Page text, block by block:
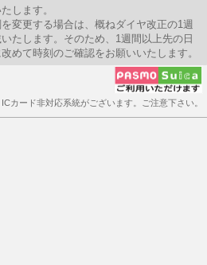
します。
変更する場合は、概ねダイヤ改正の1週
たします。そのため、1週間以上先の日
めて時刻のご確認をお願いいたします。
カード非対応系統がございます。ご注意下さい。